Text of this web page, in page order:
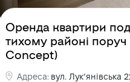
Оренда квартири
тихому районі
Concept)
Адреса: вул. Лукʼянівська